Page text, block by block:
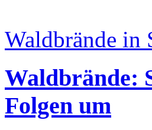
Waldbrände in
Waldbrände:
Folgen um